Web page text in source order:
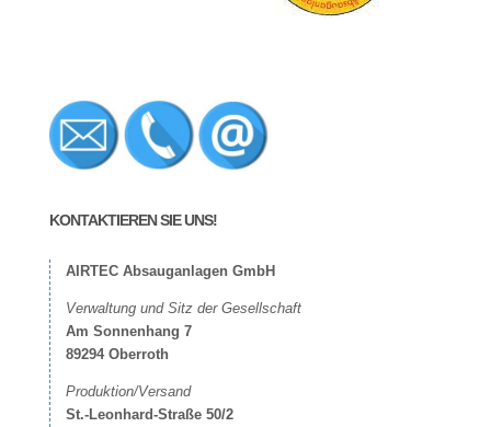
KONTAKTIEREN SIE UNS!
AIRTEC Absauganlagen GmbH
Verwaltung und Sitz der Gesellschaft
Am Sonnenhang 7
89294 Oberroth
Produktion/Versand
St.-Leonhard-Straße 50/2